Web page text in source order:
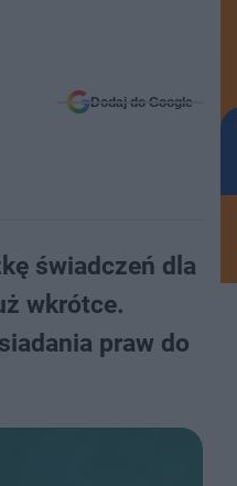
Dodaj do Google
świadczeń dla
wkrótce.
praw do